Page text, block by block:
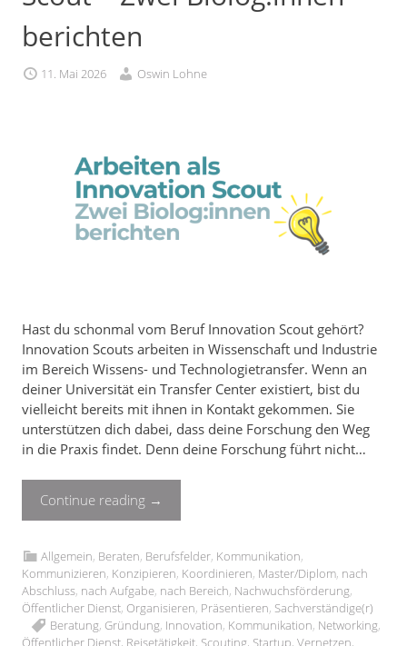
berichten
11. Mai 2026 Oswin Lohne
Hast du schonmal vom Beruf Innovation Scout gehört?
Innovation Scouts arbeiten in Wissenschaft und Industrie
im Bereich Wissens- und Technologietransfer. Wenn an
deiner Universität ein Transfer Center existiert, bist du
vielleicht bereits mit ihnen in Kontakt gekommen. Sie
unterstützen dich dabei, dass deine Forschung den Weg
in die Praxis findet. Denn deine Forschung führt nicht…
Continue reading →
Allgemein, Beraten, Berufsfelder, Kommunikation,
Kommunizieren, Konzipieren, Koordinieren, Master/Diplom, nach
Abschluss, nach Aufgabe, nach Bereich, Nachwuchsförderung,
Öffentlicher Dienst, Organisieren, Präsentieren, Sachverständige(r)
Beratung, Gründung, Innovation, Kommunikation, Networking,
Öffentlicher Dienst, Reisetätigkeit, Scouting, Startup,Vernetzen,